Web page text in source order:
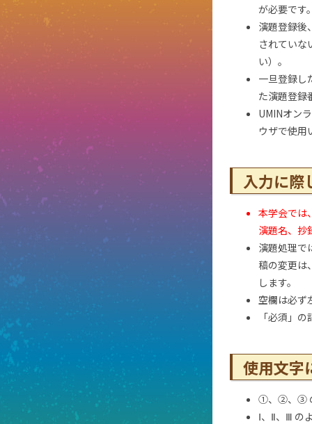
が必要です
演題登録後
されていな
い）。
一旦登録し
た演題登録
UMINオン
ウザで使用
入力に際
本学会では
演題名、抄
演題処理で
稿の変更は
します。
空欄は必ず
「必須」
使用文字
①、②、③
Ⅰ、Ⅱ、Ⅲ の